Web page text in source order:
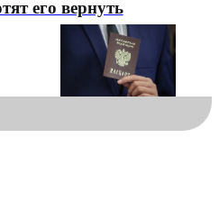
его вернуть